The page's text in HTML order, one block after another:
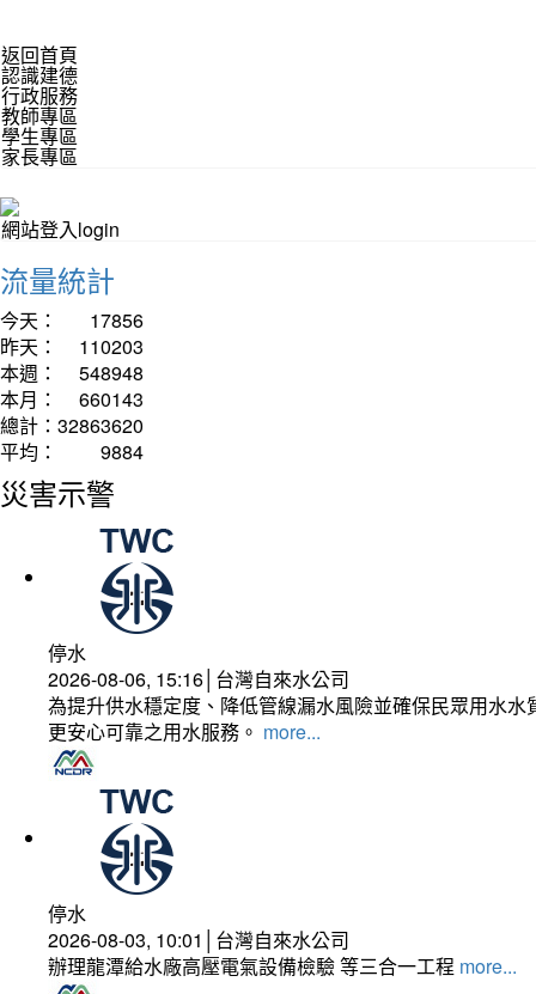
返回首頁
認識建德
行政服務
教師專區
學生專區
家長專區
網站登入login
流量統計
今天：
17856
昨天：
110203
本週：
548948
本月：
660143
總計： 32863620
平均：
9884
災害示警
停水
2026-08-06, 15:16│台灣自來水公司
為提升供水穩定度、降低管線漏水風險並確保民眾用水
更安心可靠之用水服務。 more...
停水
2026-08-03, 10:01│台灣自來水公司
辦理龍潭給水廠高壓電氣設備檢驗 等三合一工程 more...